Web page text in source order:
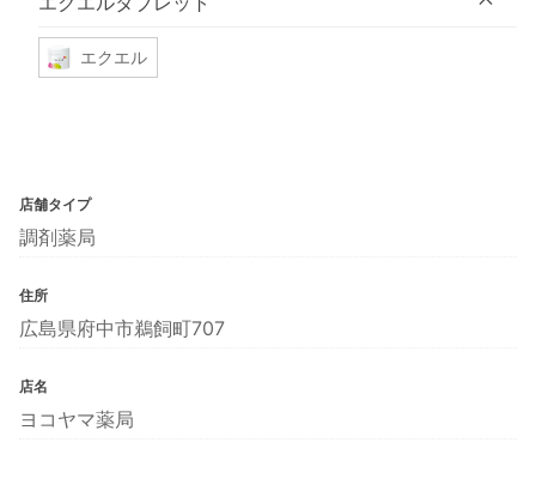
エクエル
店舗タイプ
調剤薬局
住所
広島県府中市鵜飼町707
店名
ヨコヤマ薬局